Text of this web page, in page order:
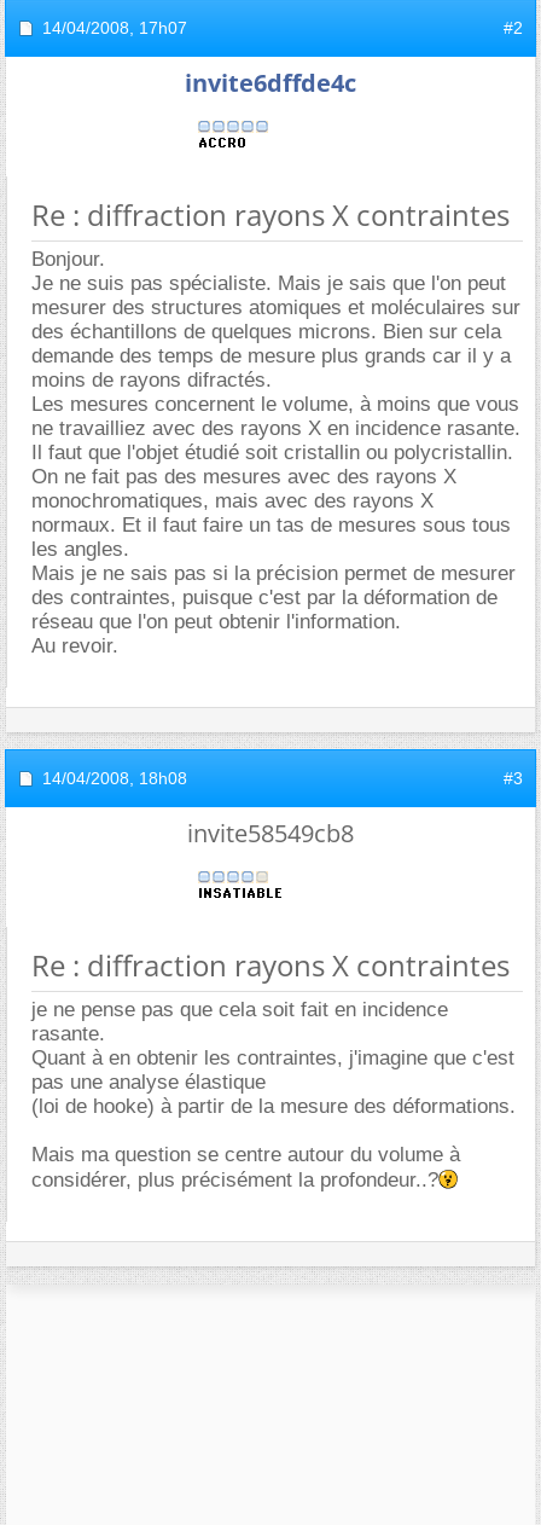
14/04/2008, 17h07 #2
invite6dffde4c
Re : diffraction rayons X contraintes
Bonjour.
Je ne suis pas spécialiste. Mais je sais que l'on peut
mesurer des structures atomiques et moléculaires sur
des échantillons de quelques microns. Bien sur cela
demande des temps de mesure plus grands car il y a
moins de rayons difractés.
Les mesures concernent le volume, à moins que vous
ne travailliez avec des rayons X en incidence rasante.
Il faut que l'objet étudié soit cristallin ou polycristallin.
On ne fait pas des mesures avec des rayons X
monochromatiques, mais avec des rayons X
normaux. Et il faut faire un tas de mesures sous tous
les angles.
Mais je ne sais pas si la précision permet de mesurer
des contraintes, puisque c'est par la déformation de
réseau que l'on peut obtenir l'information.
Au revoir.
14/04/2008, 18h08 #3
invite58549cb8
Re : diffraction rayons X contraintes
je ne pense pas que cela soit fait en incidence
rasante.
Quant à en obtenir les contraintes, j'imagine que c'est
pas une analyse élastique
(loi de hooke) à partir de la mesure des déformations.
Mais ma question se centre autour du volume à
considérer, plus précisément la profondeur..?